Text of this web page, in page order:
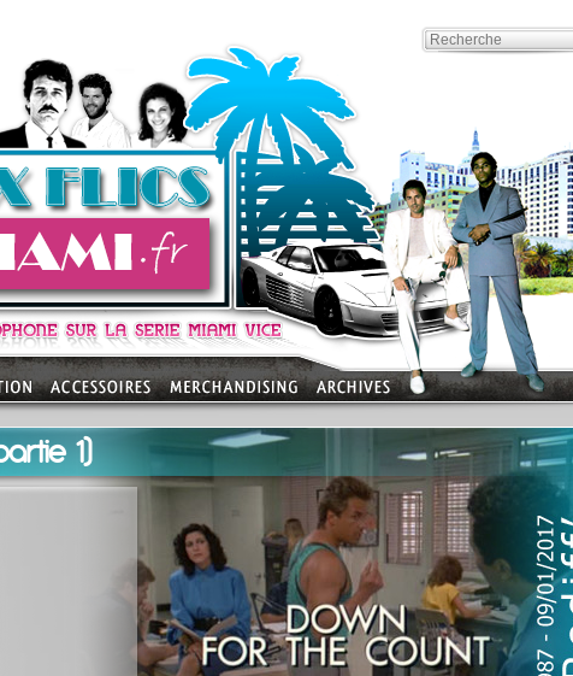
1)